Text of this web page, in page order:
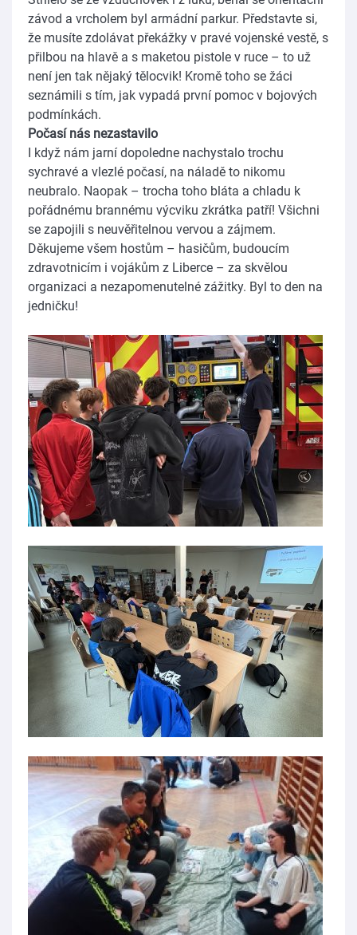
závod a vrcholem byl armádní parkur. Představte si,
že musíte zdolávat překážky v pravé vojenské vestě, s
přilbou na hlavě a s maketou pistole v ruce – to už
není jen tak nějaký tělocvik! Kromě toho se žáci
seznámili s tím, jak vypadá první pomoc v bojových
podmínkách.
Počasí nás nezastavilo
I když nám jarní dopoledne nachystalo trochu
sychravé a vlezlé počasí, na náladě to nikomu
neubralo. Naopak – trocha toho bláta a chladu k
pořádnému brannému výcviku zkrátka patří! Všichni
se zapojili s neuvěřitelnou vervou a zájmem.
Děkujeme všem hostům – hasičům, budoucím
zdravotnicím i vojákům z Liberce – za skvělou
organizaci a nezapomenutelné zážitky. Byl to den na
jedničku!